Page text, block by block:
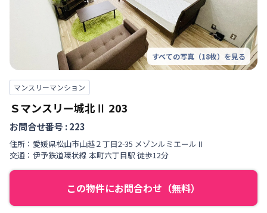
すべての写真（18枚）を見る
マンスリーマンション
Ｓマンスリー城北Ⅱ 203
お問合せ番号 :223
住所： 愛媛県松山市山越２丁目2-35 メゾンルミエールⅡ
交通： 伊予鉄道環状線 本町六丁目駅 徒歩12分
この物件にお問合わせ（無料）